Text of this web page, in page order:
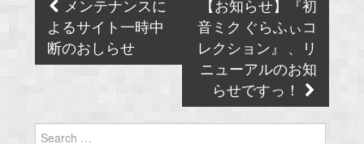
Post
navigation
メンテナンスに
よるサイト一時中
断のおしらせ
【お知らせ】『初
音ミク ぐらふぃコ
レクション』 、リ
ニューアルのお知
らせですっ！